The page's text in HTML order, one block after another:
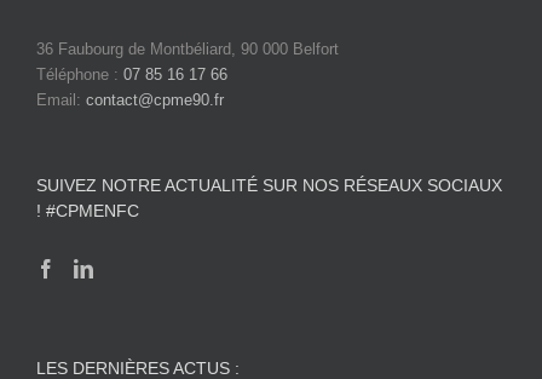
36 Faubourg de Montbéliard, 90 000 Belfort
Téléphone : 07 85 16 17 66
Email: contact@cpme90.fr
SUIVEZ NOTRE ACTUALITÉ SUR NOS RÉSEAUX SOCIAUX
! #CPMENFC
LES DERNIÈRES ACTUS :